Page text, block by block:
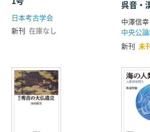
日本考古学会
新刊 在庫なし
呉音・
い世界
中澤信
中央公
新刊 未